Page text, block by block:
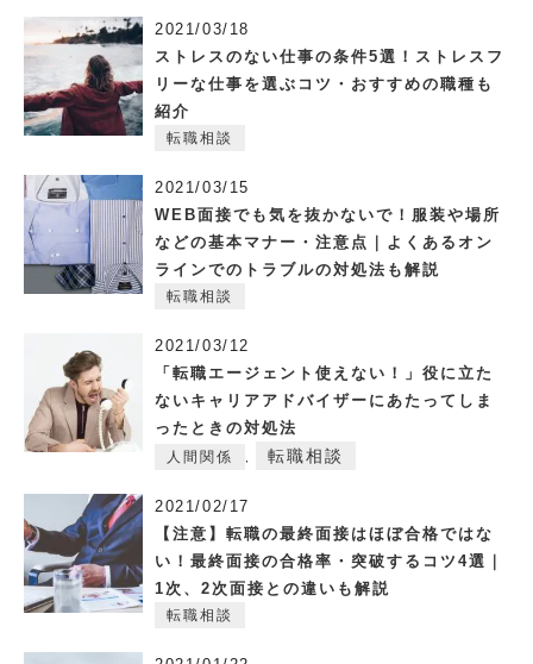
2021/03/18
ストレスのない仕事の条件5選！ストレスフ
リーな仕事を選ぶコツ・おすすめの職種も
紹介
転職相談
2021/03/15
WEB面接でも気を抜かないで！服装や場所
などの基本マナー・注意点｜よくあるオン
ラインでのトラブルの対処法も解説
転職相談
2021/03/12
「転職エージェント使えない！」役に立た
ないキャリアアドバイザーにあたってしま
ったときの対処法
人間関係 , 転職相談
2021/02/17
【注意】転職の最終面接はほぼ合格ではな
い！最終面接の合格率・突破するコツ4選｜
1次、2次面接との違いも解説
転職相談